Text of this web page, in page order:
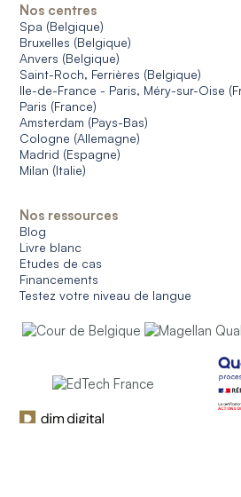
Nos centres
Spa (Belgique)
Bruxelles (Belgique)
Anvers (Belgique)
Saint-Roch, Ferrières (Belgique)
Ile-de-France - Paris, Méry-sur-Oise
Paris (France)
Amsterdam (Pays-Bas)
Cologne (Allemagne)
Madrid (Espagne)
Milan (Italie)
Nos ressources
Blog
Livre blanc
Etudes de cas
Financements
Testez votre niveau de langue